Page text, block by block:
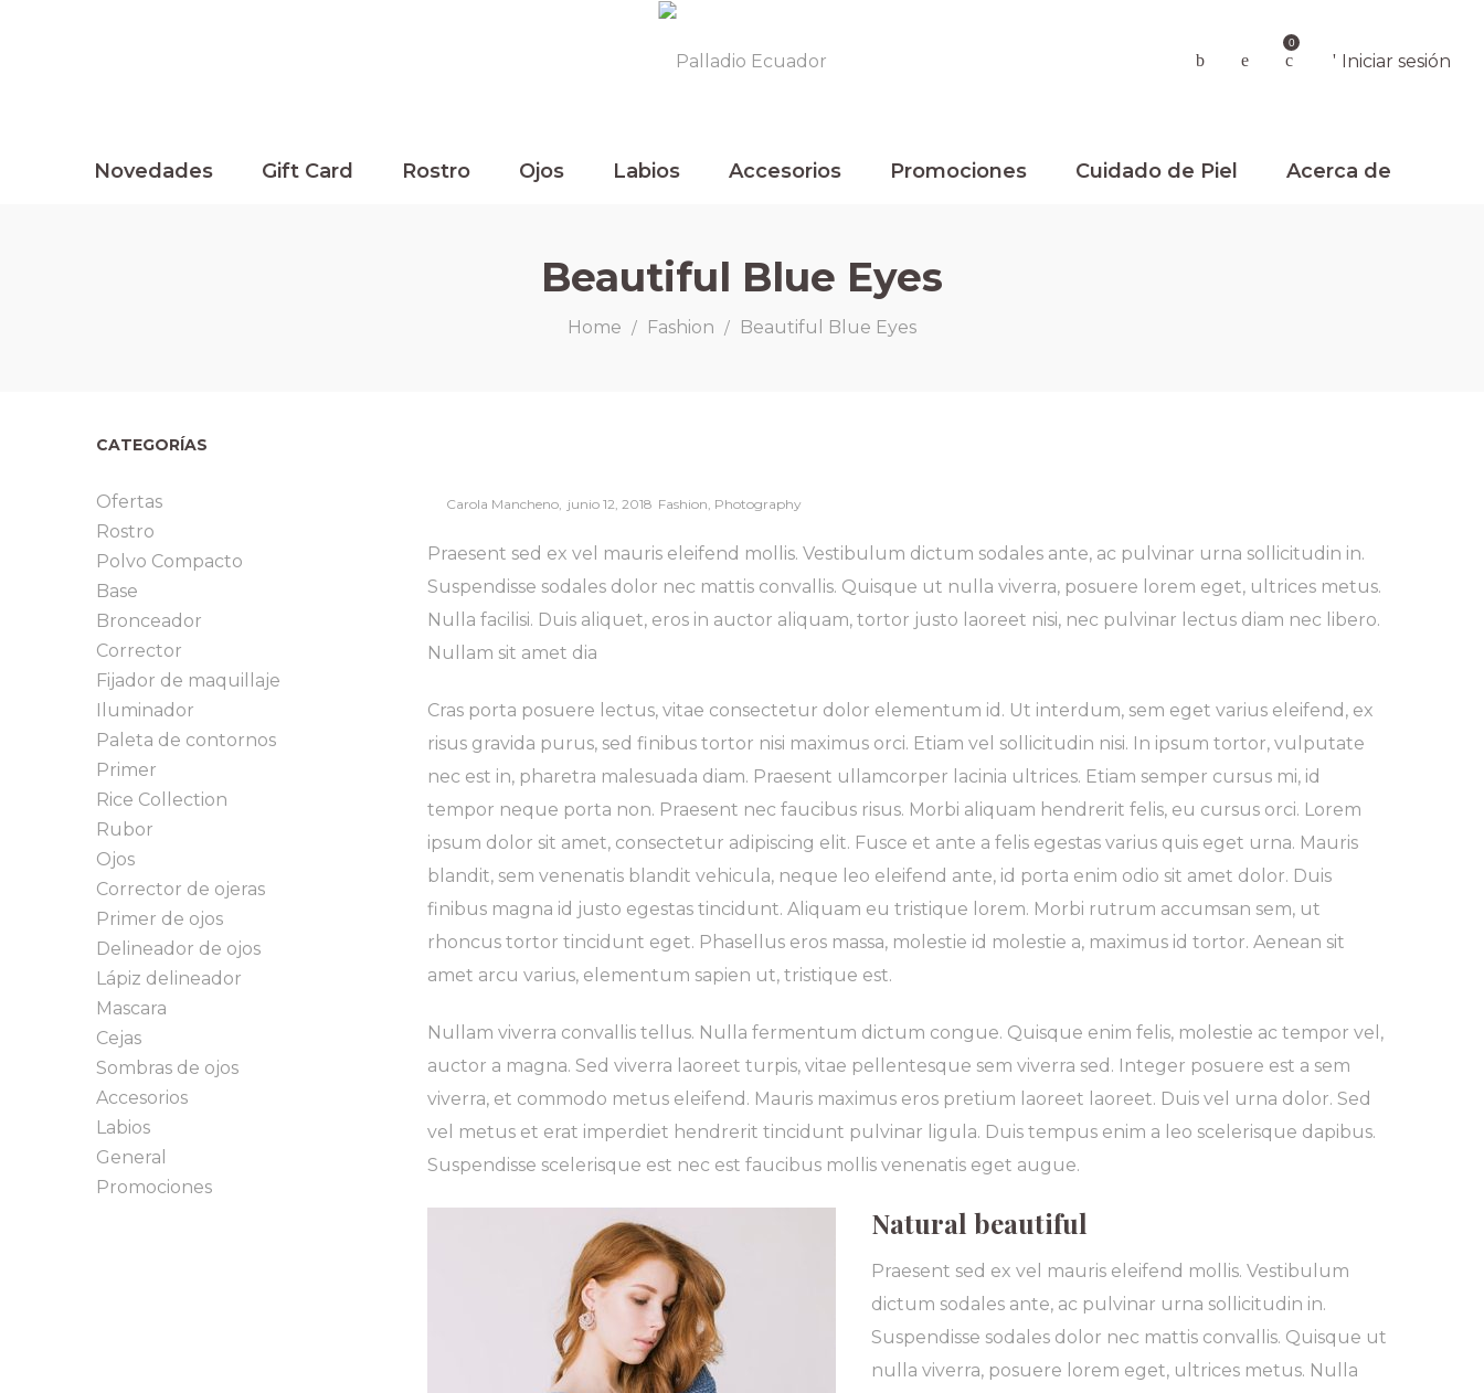
0
Iniciar sesión
Novedades Gift Card Rostro Ojos Labios Accesorios Promociones Cuidado de Piel Acerca de
Beautiful Blue Eyes
Home / Fashion / Beautiful Blue Eyes
Carola Mancheno Posted
junio 12, 2018 Posted
Fashion Photography
Praesent sed ex vel mauris eleifend mollis. Vestibulum dictum sodales ante, ac pulvinar urna sollicitudin in.
Suspendisse sodales dolor nec mattis convallis. Quisque ut nulla viverra, posuere lorem eget, ultrices metus.
Nulla facilisi. Duis aliquet, eros in auctor aliquam, tortor justo laoreet nisi, nec pulvinar lectus diam nec libero.
Nullam sit amet dia
Cras porta posuere lectus, vitae consectetur dolor elementum id. Ut interdum, sem eget varius eleifend, ex
risus gravida purus, sed finibus tortor nisi maximus orci. Etiam vel sollicitudin nisi. In ipsum tortor, vulputate
nec est in, pharetra malesuada diam. Praesent ullamcorper lacinia ultrices. Etiam semper cursus mi, id
tempor neque porta non. Praesent nec faucibus risus. Morbi aliquam hendrerit felis, eu cursus orci. Lorem
ipsum dolor sit amet, consectetur adipiscing elit. Fusce et ante a felis egestas varius quis eget urna. Mauris
blandit, sem venenatis blandit vehicula, neque leo eleifend ante, id porta enim odio sit amet dolor. Duis
finibus magna id justo egestas tincidunt. Aliquam eu tristique lorem. Morbi rutrum accumsan sem, ut
rhoncus tortor tincidunt eget. Phasellus eros massa, molestie id molestie a, maximus id tortor. Aenean sit
amet arcu varius, elementum sapien ut, tristique est.
Nullam viverra convallis tellus. Nulla fermentum dictum congue. Quisque enim felis, molestie ac tempor vel,
auctor a magna. Sed viverra laoreet turpis, vitae pellentesque sem viverra sed. Integer posuere est a sem
viverra, et commodo metus eleifend. Mauris maximus eros pretium laoreet laoreet. Duis vel urna dolor. Sed
vel metus et erat imperdiet hendrerit tincidunt pulvinar ligula. Duis tempus enim a leo scelerisque dapibus.
Suspendisse scelerisque est nec est faucibus mollis venenatis eget augue.
Natural beautiful
Praesent sed ex vel mauris eleifend mollis. Vestibulum
dictum sodales ante, ac pulvinar urna sollicitudin in.
Suspendisse sodales dolor nec mattis convallis. Quisque ut
nulla viverra, posuere lorem eget, ultrices metus. Nulla
CATEGORÍAS
Ofertas
Rostro
Polvo Compacto
Base
Bronceador
Corrector
Fijador de maquillaje
Iluminador
Paleta de contornos
Primer
Rice Collection
Rubor
Ojos
Corrector de ojeras
Primer de ojos
Delineador de ojos
Lápiz delineador
Mascara
Cejas
Sombras de ojos
Accesorios
Labios
General
Promociones